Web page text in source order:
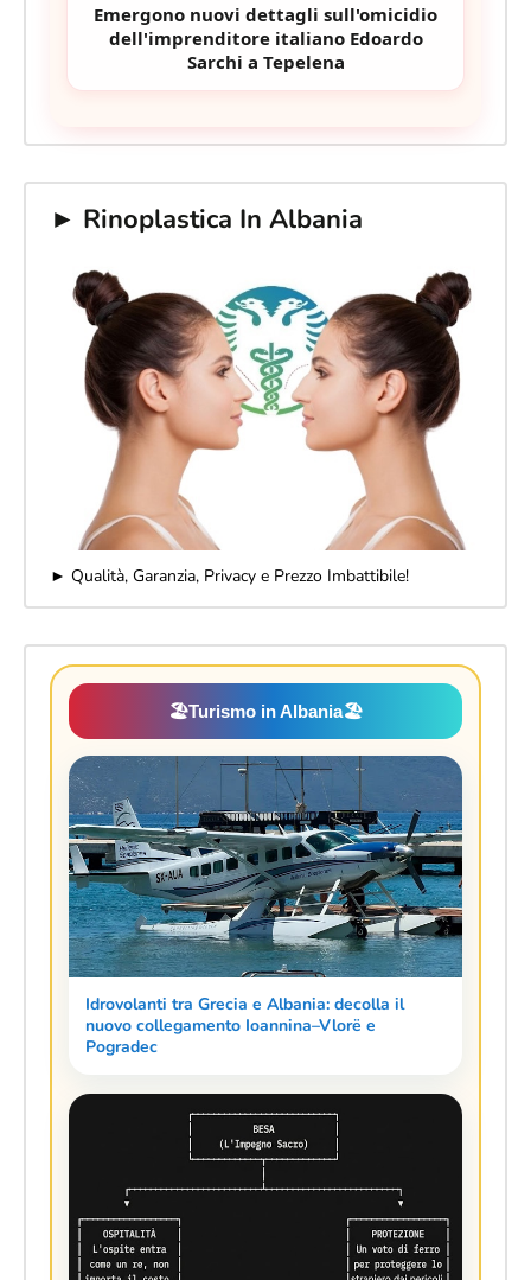
Emergono nuovi dettagli sull'omicidio
dell'imprenditore italiano Edoardo
Sarchi a Tepelena
► Rinoplastica In Albania
► Qualità, Garanzia, Privacy e Prezzo Imbattibile!
🏖️Turismo in Albania🏖️
Idrovolanti tra Grecia e Albania: decolla il
nuovo collegamento Ioannina–Vlorë e
Pogradec